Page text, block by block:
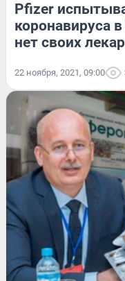
Pfizer
коронавируса
нет своих
22 ноября, 2021, 09:00